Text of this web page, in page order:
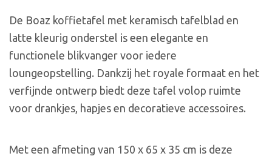
De Boaz koffietafel met keramisch tafelblad en
latte kleurig onderstel is een elegante en
functionele blikvanger voor iedere
loungeopstelling. Dankzij het royale formaat en het
verfijnde ontwerp biedt deze tafel volop ruimte
voor drankjes, hapjes en decoratieve accessoires.
Met een afmeting van 150 x 65 x 35 cm is deze